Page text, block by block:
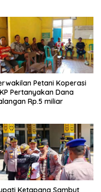
Petani Koperasi
Pertanyakan Dana
Rp.5 miliar
Ketapang Sambut